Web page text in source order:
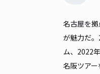
名古屋を拠
が魅力だ
ム、2022
名阪ツア